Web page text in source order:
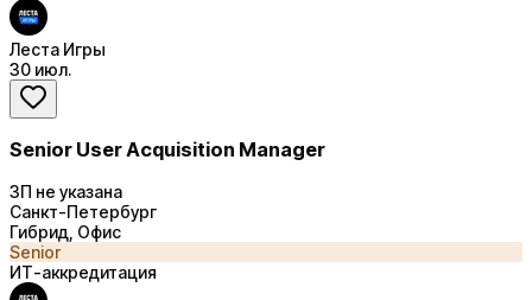
Леста Игры
30 июл.
Senior User Acquisition Manager
ЗП не указана
Санкт-Петербург
Гибрид, Офис
Senior
ИТ-аккредитация